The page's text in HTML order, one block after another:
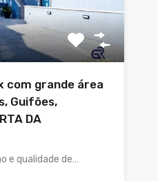
com grande área
Guifões,
DA
e qualidade de…